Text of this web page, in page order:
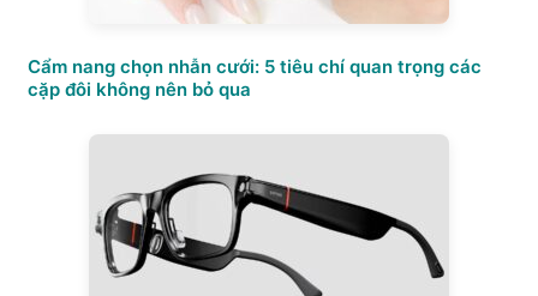
Cẩm nang chọn nhẫn cưới: 5 tiêu chí quan trọng các
cặp đôi không nên bỏ qua